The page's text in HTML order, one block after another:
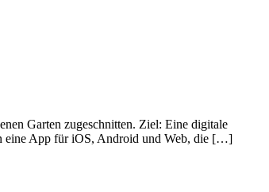
Garten zugeschnitten. Ziel: Eine digitale
eine App für iOS, Android und Web, die […]